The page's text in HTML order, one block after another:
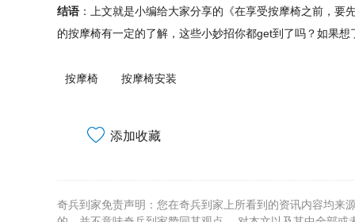
结语 ：上文就是小编给大家分享的《在享受按摩椅之前，
的按摩椅有一定的了解，这些小妙招你都get到了吗？如果
按摩椅 按摩椅安装
添加收藏
奇兵到家免责声明：您在奇兵到家上所看到的资讯内容均来